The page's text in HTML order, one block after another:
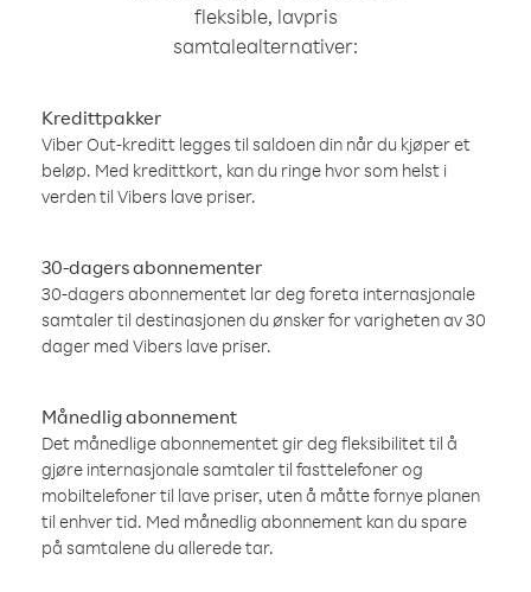
fleksible, lavpris
samtalealternativer:
Kredittpakker
Viber Out-kreditt legges til saldoen din når du kjøper et
beløp. Med kredittkort, kan du ringe hvor som helst i
verden til Vibers lave priser.
30-dagers abonnementer
30-dagers abonnementet lar deg foreta internasjonale
samtaler til destinasjonen du ønsker for varigheten av 30
dager med Vibers lave priser.
Månedlig abonnement
Det månedlige abonnementet gir deg fleksibilitet til å
gjøre internasjonale samtaler til fasttelefoner og
mobiltelefoner til lave priser, uten å måtte fornye planen
til enhver tid. Med månedlig abonnement kan du spare
på samtalene du allerede tar.